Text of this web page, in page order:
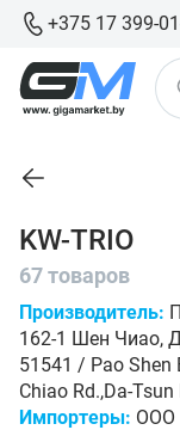
+375 17 399-
KW-TRIO
67 товаров
Производитель:
162-1 Шен Чиао,
51541 / Pao Shen
Chiao Rd.,Da-
Импортеры: ООО